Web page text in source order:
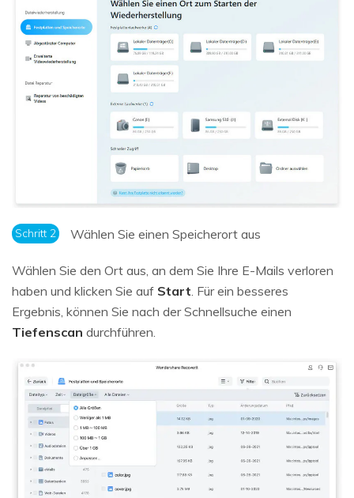
Schritt 2 Wählen Sie einen Speicherort aus
Wählen Sie den Ort aus, an dem Sie Ihre E-Mails verloren
haben und klicken Sie auf Start. Für ein besseres
Ergebnis, können Sie nach der Schnellsuche einen
Tiefenscan durchführen.